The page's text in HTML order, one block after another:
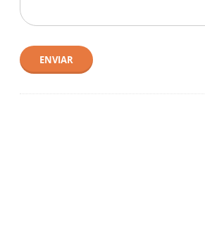
ENVIAR